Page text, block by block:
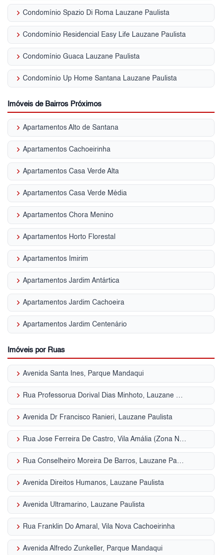
keyboard_arrow_right Condomínio Spazio Di Roma Lauzane Paulista
keyboard_arrow_right Condomínio Residencial Easy Life Lauzane Paulista
keyboard_arrow_right Condomínio Guaca Lauzane Paulista
keyboard_arrow_right Condomínio Up Home Santana Lauzane Paulista
Imóveis de Bairros Próximos
keyboard_arrow_right Apartamentos Alto de Santana
keyboard_arrow_right Apartamentos Cachoeirinha
keyboard_arrow_right Apartamentos Casa Verde Alta
keyboard_arrow_right Apartamentos Casa Verde Média
keyboard_arrow_right Apartamentos Chora Menino
keyboard_arrow_right Apartamentos Horto Florestal
keyboard_arrow_right Apartamentos Imirim
keyboard_arrow_right Apartamentos Jardim Antártica
keyboard_arrow_right Apartamentos Jardim Cachoeira
keyboard_arrow_right Apartamentos Jardim Centenário
Imóveis por Ruas
keyboard_arrow_right Avenida Santa Ines, Parque Mandaqui
keyboard_arrow_right Rua Professorua Dorival Dias Minhoto, Lauzane Paulista
keyboard_arrow_right Avenida Dr Francisco Ranieri, Lauzane Paulista
keyboard_arrow_right Rua Jose Ferreira De Castro, Vila Amália (Zona Norte)
keyboard_arrow_right Rua Conselheiro Moreira De Barros, Lauzane Paulista
keyboard_arrow_right Avenida Direitos Humanos, Lauzane Paulista
keyboard_arrow_right Avenida Ultramarino, Lauzane Paulista
keyboard_arrow_right Rua Franklin Do Amaral, Vila Nova Cachoeirinha
keyboard_arrow_right Avenida Alfredo Zunkeller, Parque Mandaqui